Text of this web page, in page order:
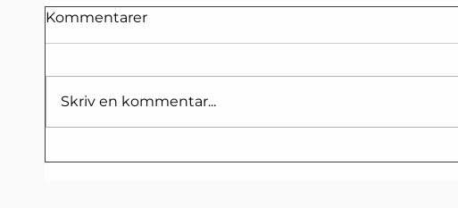
Kommentarer
Skriv en kommentar...